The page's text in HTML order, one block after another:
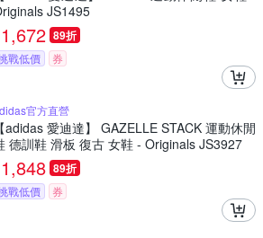
JS1495
1,672 89折
戰低價 券
官方直營
【adidas 愛迪達】 GAZELLE STACK 運動休閒
德訓鞋 滑板 復古 女鞋 - Originals JS3927
1,848 89折
戰低價 券